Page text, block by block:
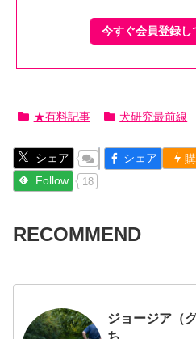
今すぐ会員登録し
★有料記事 犬研究最前線
シェア シェア
Follow 18
RECOMMEND
ジョージア（
ち